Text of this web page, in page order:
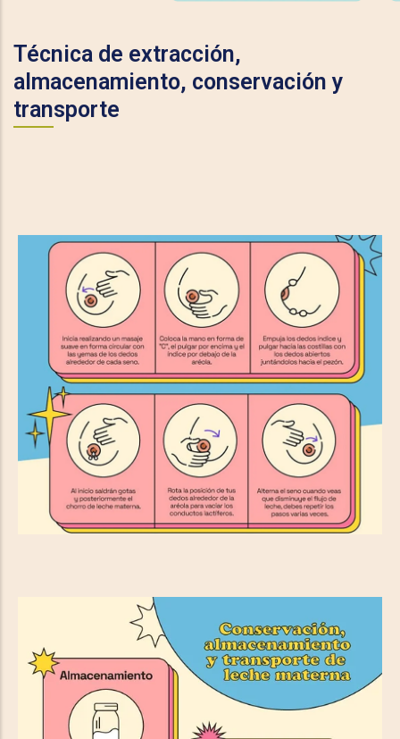
Técnica de extracción,
almacenamiento, conservación y
transporte
Extracción